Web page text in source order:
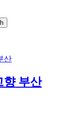
향 부산